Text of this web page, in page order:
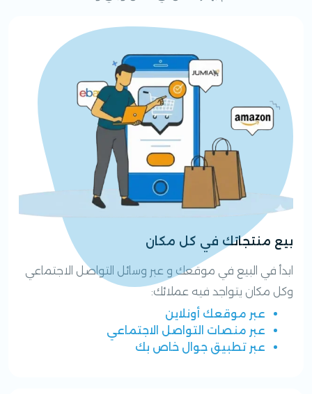
بيع منتجاتك في كل مكان
ابدأ في البيع في موقعك و عبر وسائل التواصل الاجتماعي
وكل مكان يتواجد فيه عملائك:
عبر موقعك أونلاين
عبر منصات التواصل الاجتماعي
عبر تطبيق جوال خاص بك